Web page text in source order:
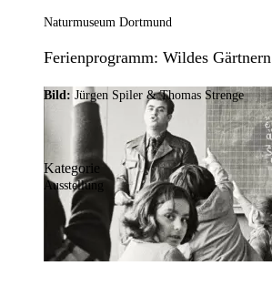
Naturmuseum Dortmund
Ferienprogramm: Wildes Gärtnern
Bild: Jürgen Spiler & Thomas Strenge
Kategorie
Ausstellung